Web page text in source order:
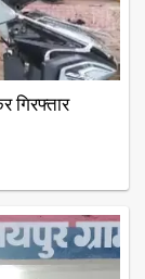
गिरफ्तार